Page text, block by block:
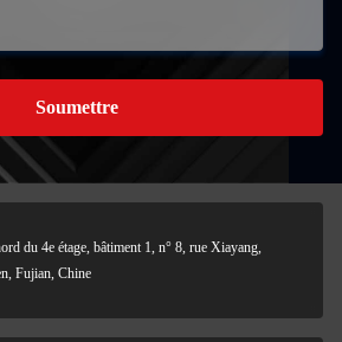
Soumettre
du 4e étage, bâtiment 1, n° 8, rue Xiayang,
Fujian, Chine